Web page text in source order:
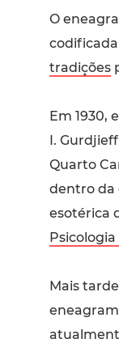
O
tradições
Em 1930,
I.
Quarto
dentro da
esotérica
Psicologia
Mais